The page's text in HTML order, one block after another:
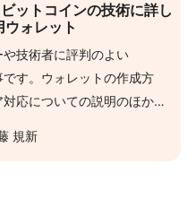
ットコインの技術に詳し
ウォレット
技術者に評判のよい
す。ウォレットの作成方
応についての説明のほか、
について解説します。
規新